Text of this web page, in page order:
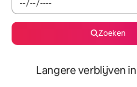
Zoeken
Langere verblijven